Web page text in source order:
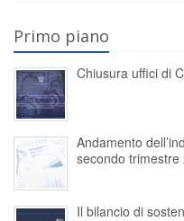
Primo piano
Chiusura uffici di
Andamento
secondo trimestre
Il bilancio di